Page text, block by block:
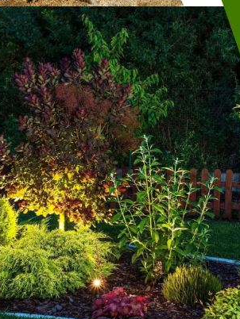
avec Welty Marc
votre jardin dans la ville de Galez
Welty Marc pourra intervenir
cette intervention, nous mettrons
de jardiniers 65330 très qualifiés.
à votre écoute ; cela pour qu’ils puissent
et vos suggestions avec leurs idées et
des qualifications et des compétences
Welty Marc saura répondre à tous vos
à Galez.